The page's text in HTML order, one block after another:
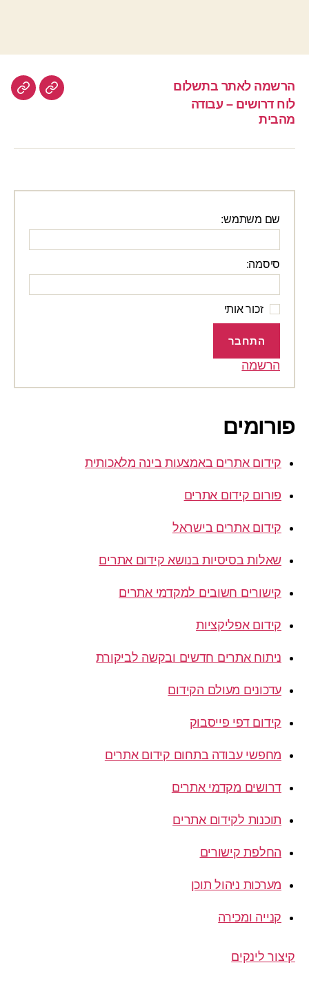
הרשמה לאתר בתשלום
לוח דרושים – עבודה
מהבית
הרשמה
לוח
שם משתמש:
סיסמה:
זכור אותי
התחבר
הרשמה
פורומים
קידום אתרים באמצעות בינה מלאכותית
פורום קידום אתרים
קידום אתרים בישראל
שאלות בסיסיות בנושא קידום אתרים
קישורים חשובים למקדמי אתרים
קידום אפליקציות
ניתוח אתרים חדשים ובקשה לביקורת
עדכונים מעולם הקידום
קידום דפי פייסבוק
מחפשי עבודה בתחום קידום אתרים
דרושים מקדמי אתרים
תוכנות לקידום אתרים
החלפת קישורים
מערכות ניהול תוכן
קנייה ומכירה
קיצור לינקים